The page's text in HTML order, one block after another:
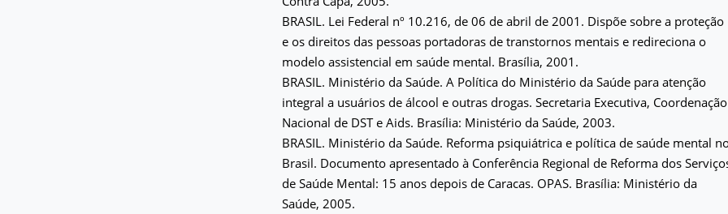
BRASIL. Lei Federal nº 10.216, de 06 de abril de 2001. Dispõe sobre a proteção
e os direitos das pessoas portadoras de transtornos mentais e redireciona o
modelo assistencial em saúde mental. Brasília, 2001.
BRASIL. Ministério da Saúde. A Política do Ministério da Saúde para atenção
integral a usuários de álcool e outras drogas. Secretaria Executiva, Coordenação
Nacional de DST e Aids. Brasília: Ministério da Saúde, 2003.
BRASIL. Ministério da Saúde. Reforma psiquiátrica e política de saúde mental
Brasil. Documento apresentado à Conferência Regional de Reforma dos
de Saúde Mental: 15 anos depois de Caracas. OPAS. Brasília: Ministério da
Saúde, 2005.